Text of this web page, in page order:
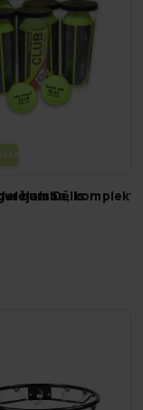
Dēlis
PIE­GĀ­DE
bumba,